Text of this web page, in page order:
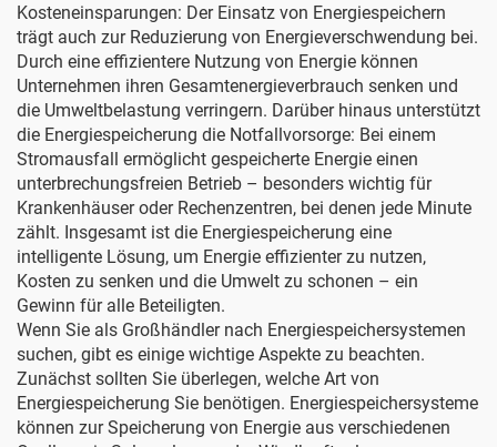
Kosteneinsparungen: Der Einsatz von Energiespeichern
trägt auch zur Reduzierung von Energieverschwendung bei.
Durch eine effizientere Nutzung von Energie können
Unternehmen ihren Gesamtenergieverbrauch senken und
die Umweltbelastung verringern. Darüber hinaus unterstützt
die Energiespeicherung die Notfallvorsorge: Bei einem
Stromausfall ermöglicht gespeicherte Energie einen
unterbrechungsfreien Betrieb – besonders wichtig für
Krankenhäuser oder Rechenzentren, bei denen jede Minute
zählt. Insgesamt ist die Energiespeicherung eine
intelligente Lösung, um Energie effizienter zu nutzen,
Kosten zu senken und die Umwelt zu schonen – ein
Gewinn für alle Beteiligten.
Wenn Sie als Großhändler nach Energiespeichersystemen
suchen, gibt es einige wichtige Aspekte zu beachten.
Zunächst sollten Sie überlegen, welche Art von
Energiespeicherung Sie benötigen. Energiespeichersysteme
können zur Speicherung von Energie aus verschiedenen